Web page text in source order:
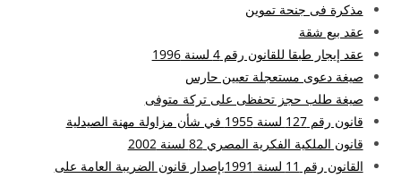
مذكرة فى جنحة تموين
عقد بيع شقة
عقد إيجار طبقا للقانون رقم 4 لسنة 1996
صيغة دعوى مستعجلة تعيين حارس
صيغة طلب حجز تحفظى على تركة متوفى
قانون رقم 127 لسنة 1955 في شأن مزاولة مهنة الصيدلية
قانون الملكية الفكرية المصري 82 لسنة 2002
القانون رقم 11 لسنة 1991بإصدار قانون الضريبة العامة على